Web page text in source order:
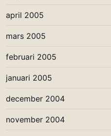
april 2005
mars 2005
februari 2005
januari 2005
december 2004
november 2004